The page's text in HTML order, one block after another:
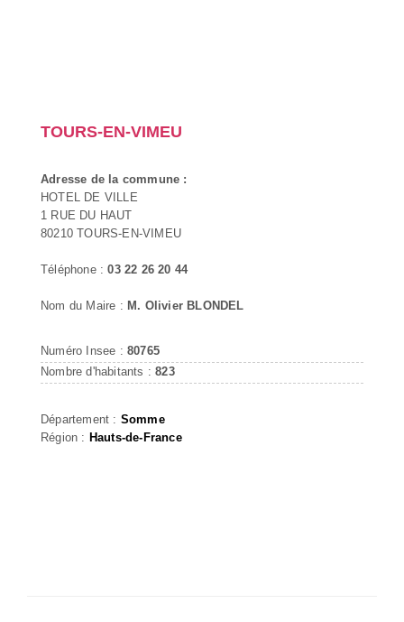
TOURS-EN-VIMEU
Adresse de la commune :
HOTEL DE VILLE
1 RUE DU HAUT
80210 TOURS-EN-VIMEU
Téléphone :03 22 26 20 44
Nom du Maire : M. Olivier BLONDEL
Numéro Insee : 80765
Nombre d'habitants :823
Département : Somme
Région : Hauts-de-France